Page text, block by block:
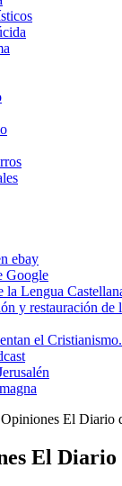
ebay
Google
la Lengua
y restauración de
el Cristianismo.
Opiniones El
El